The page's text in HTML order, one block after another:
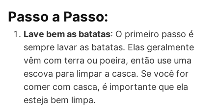
Passo a Passo:
Lave bem as batatas: O primeiro passo é
sempre lavar as batatas. Elas geralmente
vêm com terra ou poeira, então use uma
escova para limpar a casca. Se você for
comer com casca, é importante que ela
esteja bem limpa.